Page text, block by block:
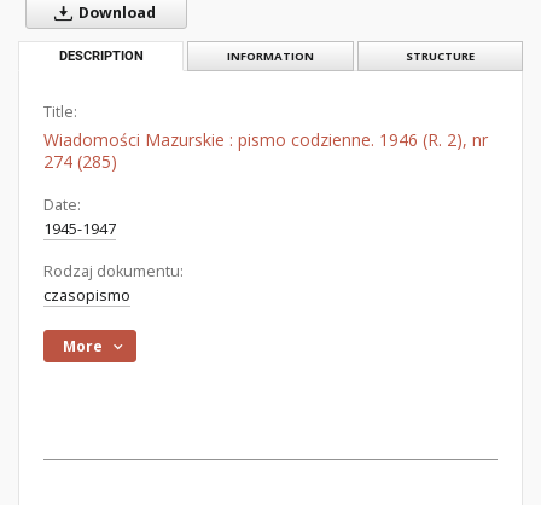
Download
DESCRIPTION INFORMATION STRUCTURE
Title:
Wiadomości Mazurskie : pismo codzienne. 1946 (R. 2), nr
274 (285)
Date:
1945-1947
Rodzaj dokumentu:
czasopismo
More